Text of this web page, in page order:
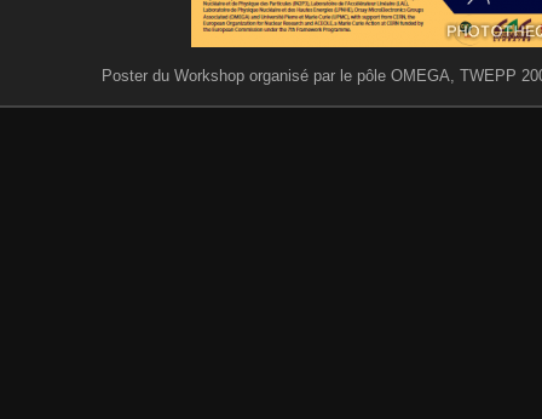
Poster du Workshop organisé par le pôle OMEGA, TWEPP